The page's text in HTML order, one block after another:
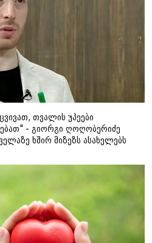
თვალის უპეები
- გიორგი ღოღობერიძე
ხშირ მიზეზს ასახელებს